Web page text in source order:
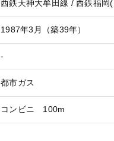
西鉄天神大牟田線 / 西鉄福岡
1987年3月（築39年）
-
都市ガス
コンビニ 100m